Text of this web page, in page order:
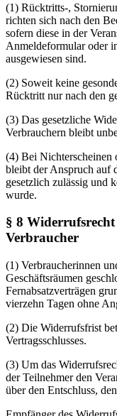
(1) Rücktritts-,
richten sich nach den
sofern diese in der
Anmeldeformular oder
ausgewiesen sind.
(2) Soweit keine
Rücktritt nur nach den
(3) Das gesetzliche
Verbrauchern bleibt
(4) Bei Nichterscheinen
bleibt der Anspruch auf
gesetzlich zulässig und
wurde.
§ 8
Verbraucher
(1) Verbraucherinnen
Geschäftsräumen
Fernabsatzverträgen
vierzehn Tagen ohne
(2) Die Widerrufsfrist
Vertragsschlusses.
(3) Um das
der Teilnehmer den
über den Entschluss,